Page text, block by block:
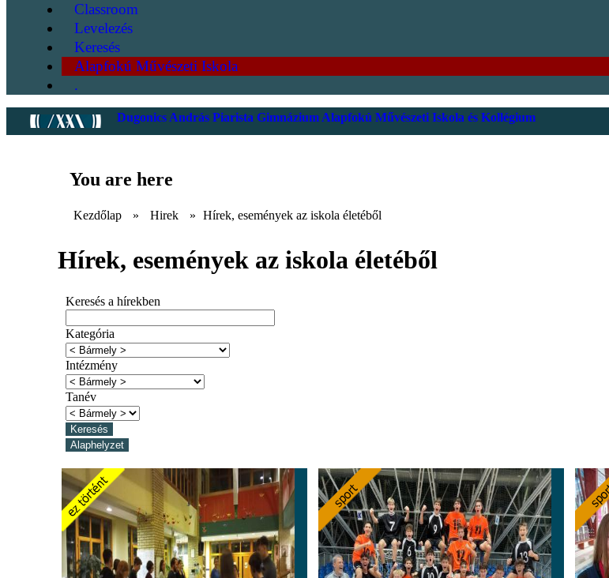
Classroom
Levelezés
Keresés
Alapfokú Művészeti Iskola
.
Dugonics András Piarista Gimnázium Alapfokú Művészeti Iskola és Kollégium
You are here
Kezdőlap » Hirek » Hírek, események az iskola életéből
Hírek, események az iskola életéből
Keresés a hírekben
Kategória
Intézmény
Tanév